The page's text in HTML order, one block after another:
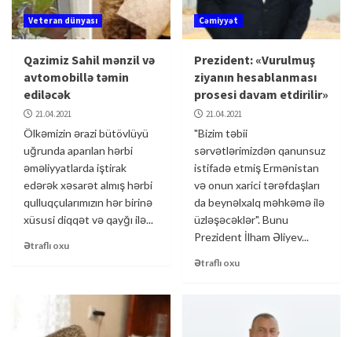
Veteran dünyası
Qazimiz Sahil mənzil və
avtomobillə təmin
ediləcək
21.04.2021
Ölkəmizin ərazi bütövlüyü
uğrunda aparılan hərbi
əməliyyatlarda iştirak
edərək xəsarət almış hərbi
qulluqçularımızın hər birinə
xüsusi diqqət və qayğı ilə...
Ətraflı oxu
Cəmiyyət
Prezident: «Vurulmuş
ziyanın hesablanması
prosesi davam etdirilir»
21.04.2021
"Bizim təbii
sərvətlərimizdən qanunsuz
istifadə etmiş Ermənistan
və onun xarici tərəfdaşları
da beynəlxalq məhkəmə ilə
üzləşəcəklər". Bunu
Prezident İlham Əliyev...
Ətraflı oxu